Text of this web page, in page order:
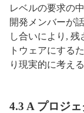
レベルの要求の
開発メンバーが
し合いにより,
トウェアにする
り現実的に考え
4.3 A プロジ